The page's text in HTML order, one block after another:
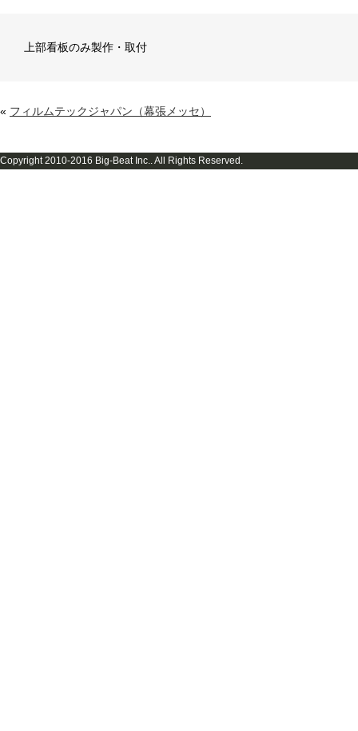
上部看板のみ製作・取付
« フィルムテックジャパン（幕張メッセ）
Copyright 2010-2016 Big-Beat Inc.. All Rights Reserved.